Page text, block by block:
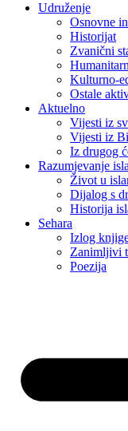
Udruženje
Osnovne
Historijat
Zvanični
Kulturno-
Ostale
Aktuelno
Vijesti iz
Vijesti iz
Iz drugog
Razumjevanje
Život u
Dijalog s
Historija
Sehara
Izlog
Zanimljivi
Poezija